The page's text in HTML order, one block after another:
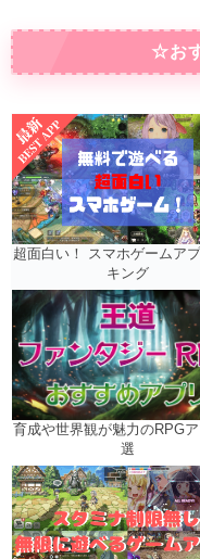
☆お
超面白い！ スマホゲームア
キング
育成や世界観が魅力のRPG
選